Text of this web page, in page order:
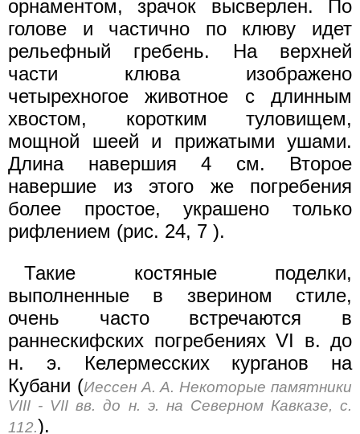
орнаментом, зрачок высверлен. По
голове и частично по клюву идет
рельефный гребень. На верхней
части клюва изображено
четырехногое животное с длинным
хвостом, коротким туловищем,
мощной шеей и прижатыми ушами.
Длина навершия 4 см. Второе
навершие из этого же погребения
более простое, украшено только
рифлением (рис. 24, 7 ).
Такие костяные поделки,
выполненные в зверином стиле,
очень часто встречаются в
раннескифских погребениях VI в. до
н. э. Келермесских курганов на
Кубани (Иессен А. А. Некоторые памятники
VIII - VII вв. до н. э. на Северном Кавказе, с.
112.).